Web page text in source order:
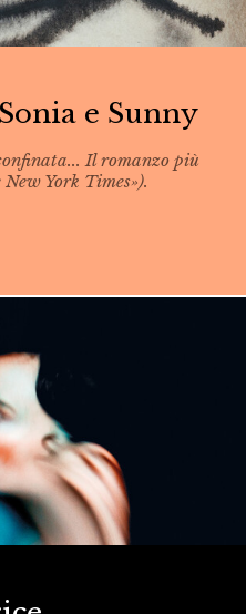
e Sunny
Il romanzo più
York Times»).